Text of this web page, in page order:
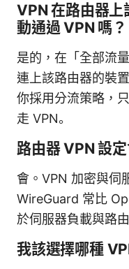
VPN 在路由器上
動通過 VPN 嗎？
是的，在「全部流
連上該路由器的裝
你採用分流策略，
走 VPN。
路由器 VPN 設
會。VPN 加密與伺
WireGuard 常比
於伺服器負載與路
我該選擇哪種